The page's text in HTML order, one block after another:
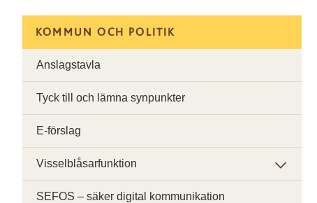
KOMMUN OCH POLITIK
Anslagstavla
Tyck till och lämna synpunkter
E-förslag
Visselblåsarfunktion
SEFOS – säker digital kommunikation